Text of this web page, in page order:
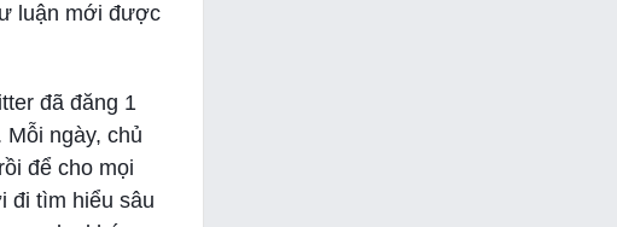
luận mới được
đã đăng 1
ngày, chủ
để cho mọi
đi tìm hiểu sâu